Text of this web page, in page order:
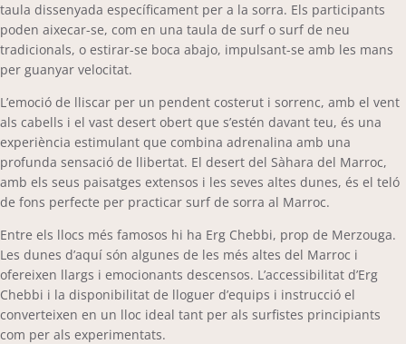
taula dissenyada específicament per a la sorra. Els participants
poden aixecar-se, com en una taula de surf o surf de neu
tradicionals, o estirar-se boca abajo, impulsant-se amb les mans
per guanyar velocitat.
L’emoció de lliscar per un pendent costerut i sorrenc, amb el vent
als cabells i el vast desert obert que s’estén davant teu, és una
experiència estimulant que combina adrenalina amb una
profunda sensació de llibertat. El desert del Sàhara del Marroc,
amb els seus paisatges extensos i les seves altes dunes, és el teló
de fons perfecte per practicar surf de sorra al Marroc.
Entre els llocs més famosos hi ha Erg Chebbi, prop de Merzouga.
Les dunes d’aquí són algunes de les més altes del Marroc i
ofereixen llargs i emocionants descensos. L’accessibilitat d’Erg
Chebbi i la disponibilitat de lloguer d’equips i instrucció el
converteixen en un lloc ideal tant per als surfistes principiants
com per als experimentats.